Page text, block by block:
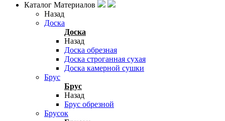
Каталог Материалов
Назад
Доска
Доска
Назад
Доска обрезная
Доска строганная сухая
Доска камерной сушки
Брус
Брус
Назад
Брус обрезной
Брусок